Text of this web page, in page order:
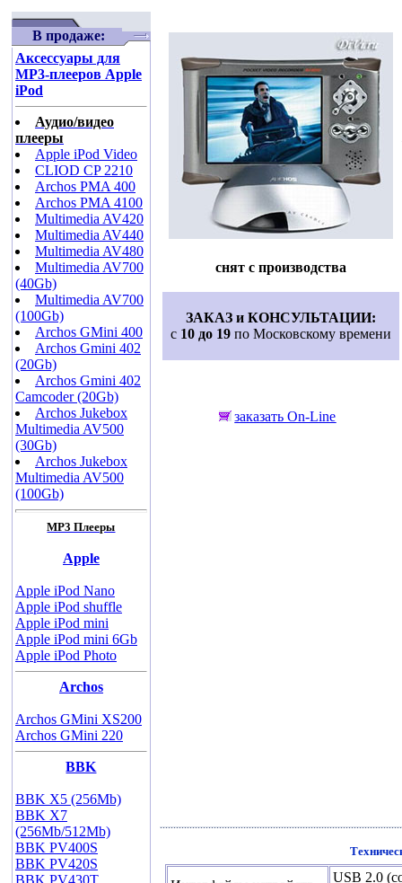
В продаже:
Аксессуары для
MP3-плееров Apple
iPod
Аудио/видео
плееры
Apple iPod Video
CLIOD CP 2210
Archos PMA 400
Archos PMA 4100
Multimedia AV420
Multimedia AV440
Multimedia AV480
Multimedia AV700
(40Gb)
Multimedia AV700
(100Gb)
Archos GMini 400
Archos Gmini 402
(20Gb)
Archos Gmini 402
Camcoder (20Gb)
Archos Jukebox
Multimedia AV500
(30Gb)
Archos Jukebox
Multimedia AV500
(100Gb)
MP3 Плееры
Apple
Apple iPod Nano
Apple iPod shuffle
Apple iPod mini
Apple iPod mini 6Gb
Apple iPod Photo
Archos
Archos GMini XS200
Archos GMini 220
BBK
BBK X5 (256Mb)
BBK X7
(256Mb/512Mb)
BBK PV400S
BBK PV420S
BBK PV430T
снят с производства
ЗАКАЗ и КОНСУЛЬТАЦИИ:
с 10 до 19 по Московскому времени
заказать On-Line
USB 2.0